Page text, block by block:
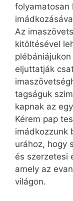
folyamatosan
Az
kitöltésével
eljuttatják
tagságuk
kapnak az
Kérem pap
imádkozzunk
urához, hogy
és szerzetesi
amely az
világon.